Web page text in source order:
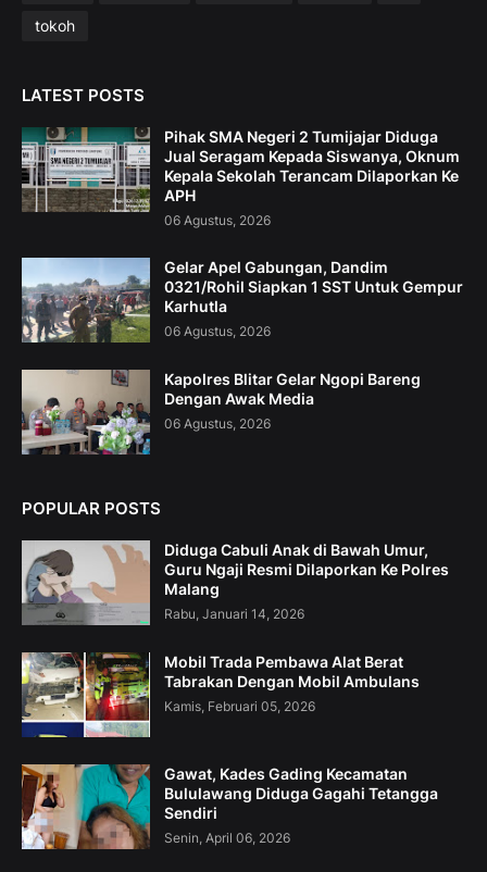
tokoh
LATEST POSTS
Pihak SMA Negeri 2 Tumijajar Diduga
Jual Seragam Kepada Siswanya, Oknum
Kepala Sekolah Terancam Dilaporkan Ke
APH
06 Agustus, 2026
Gelar Apel Gabungan, Dandim
0321/Rohil Siapkan 1 SST Untuk Gempur
Karhutla
06 Agustus, 2026
Kapolres Blitar Gelar Ngopi Bareng
Dengan Awak Media
06 Agustus, 2026
POPULAR POSTS
Diduga Cabuli Anak di Bawah Umur,
Guru Ngaji Resmi Dilaporkan Ke Polres
Malang
Rabu, Januari 14, 2026
Mobil Trada Pembawa Alat Berat
Tabrakan Dengan Mobil Ambulans
Kamis, Februari 05, 2026
Gawat, Kades Gading Kecamatan
Bululawang Diduga Gagahi Tetangga
Sendiri
Senin, April 06, 2026